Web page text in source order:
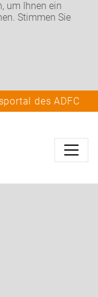
um Ihnen ein
Stimmen Sie
des ADFC